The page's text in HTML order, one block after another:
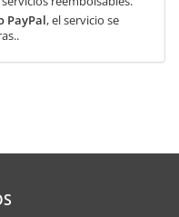
PayPal, el servicio se